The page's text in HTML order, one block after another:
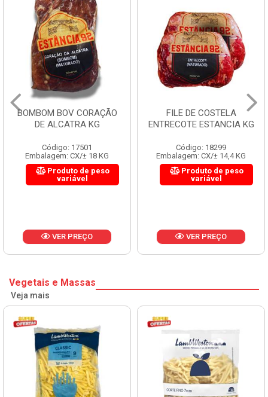
BOMBOM BOV CORAÇÃO
DE ALCATRA KG
Código: 17501
Embalagem: CX/± 18 KG
Produto de peso
variável
VER PREÇO
FILE DE COSTELA
ENTRECOTE ESTANCIA KG
Código: 18299
Embalagem: CX/± 14,4 KG
Produto de peso
variável
VER PREÇO
Vegetais e Massas
Veja mais